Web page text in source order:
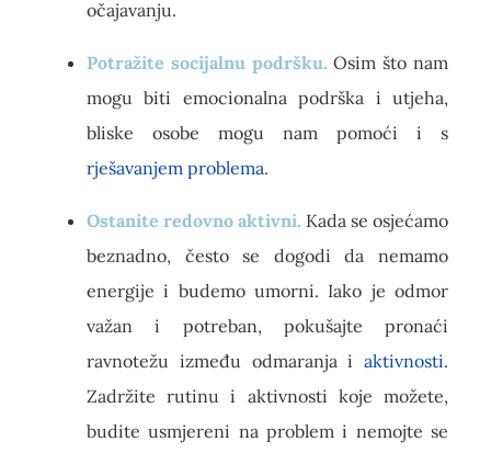
očajavanju.
Potražite socijalnu podršku. Osim što nam
mogu biti emocionalna podrška i utjeha,
bliske osobe mogu nam pomoći i s
rješavanjem problema.
Ostanite redovno aktivni. Kada se osjećamo
beznadno, često se dogodi da nemamo
energije i budemo umorni. Iako je odmor
važan i potreban, pokušajte pronaći
ravnotežu između odmaranja iaktivnosti.
Zadržite rutinu i aktivnosti koje možete,
budite usmjereni na problem i nemojte se